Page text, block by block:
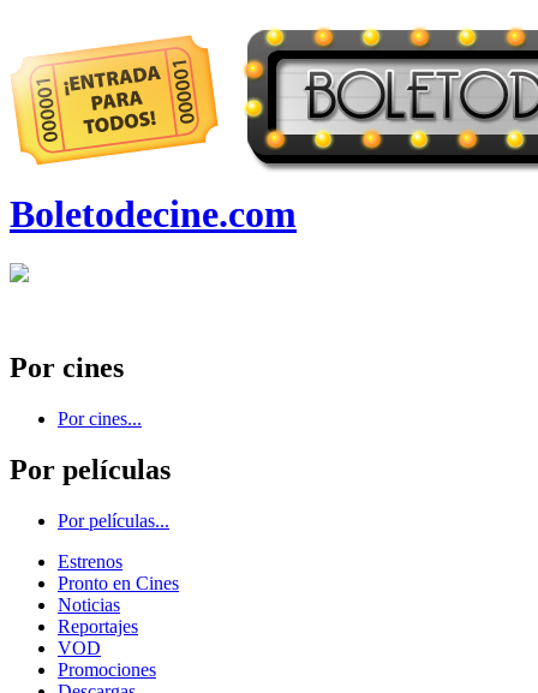
Boletodecine.com
Por cines
Por cines...
Por películas
Por películas...
Estrenos
Pronto en Cines
Noticias
Reportajes
VOD
Promociones